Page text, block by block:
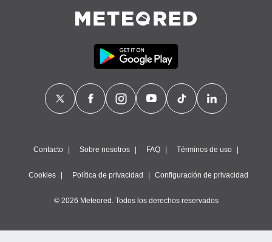
Contacto Sobre nosotros FAQ Términos de uso
Cookies Política de privacidad Configuración de privacidad
© 2026 Meteored. Todos los derechos reservados